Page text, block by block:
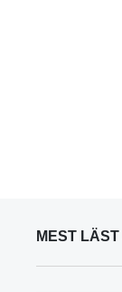
MEST LÄST